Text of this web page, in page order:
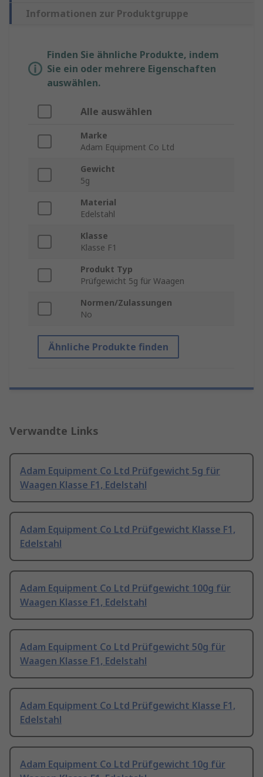
Informationen zur Produktgruppe
Finden Sie ähnliche Produkte, indem
Sie ein oder mehrere Eigenschaften
auswählen.
Alle auswählen
Marke
Adam Equipment Co Ltd
Gewicht
5g
Material
Edelstahl
Klasse
Klasse F1
Produkt Typ
Prüfgewicht 5g für Waagen
Normen/Zulassungen
No
Ähnliche Produkte finden
Verwandte Links
Adam Equipment Co Ltd Prüfgewicht 5g für
Waagen Klasse F1, Edelstahl
Adam Equipment Co Ltd Prüfgewicht Klasse F1,
Edelstahl
Adam Equipment Co Ltd Prüfgewicht 100g für
Waagen Klasse F1, Edelstahl
Adam Equipment Co Ltd Prüfgewicht 50g für
Waagen Klasse F1, Edelstahl
Adam Equipment Co Ltd Prüfgewicht Klasse F1,
Edelstahl
Adam Equipment Co Ltd Prüfgewicht 10g für